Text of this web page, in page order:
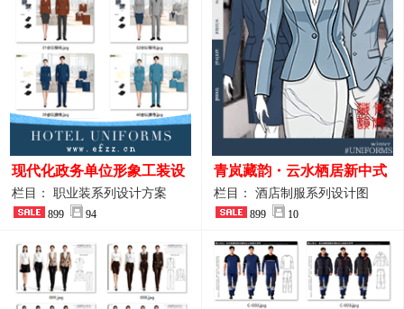
现代化政务单位形象工装设
计｜国风会务接待西装制服
整套方案
栏目： 职业装系列设计方案
899 94
青岚藏韵・云水栖居新中式
酒店全岗位制服设计原创作
品图
栏目： 酒店制服系列设计图
899 10